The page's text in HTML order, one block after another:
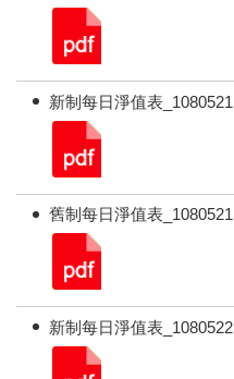
新制每日淨值表_1080521
舊制每日淨值表_1080521
新制每日淨值表_1080522